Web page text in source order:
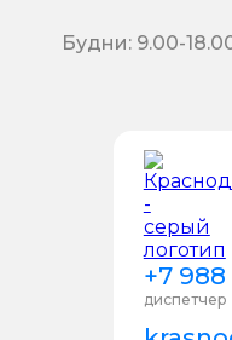
+7 988
диспетчер
Будни: 9.00-